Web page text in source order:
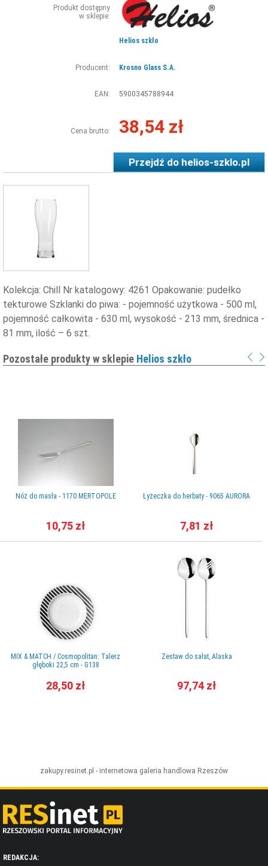
Produkt dostępny
w sklepie:
Helios szkło
Producent: Krosno Glass S.A.
EAN: 5900345788944
Cena brutto: 38,54 zł
Przejdź dohelios-szklo.pl
Kolekcja: Chill Nr katalogowy: 4261 Opakowanie: pudełko
tekturowe Szklanki do piwa: - pojemność użytkowa - 500 ml,
pojemność całkowita - 630 ml, wysokość - 213 mm, średnica -
81 mm, ilość – 6 szt.
Pozostałe produkty w sklepie Helios szkło
Nóż do masła - 1170 MERTOPOLE
10,75 zł
MIX & MATCH / Cosmopolitan: Talerz
głęboki 22,5 cm - G138
28,50 zł
Łyżeczka do herbaty - 9065 AURORA
7,81 zł
Zestaw do sałat, Alaska
97,74 zł
zakupy.resinet.pl - internetowa galeria handlowa Rzeszów
REDAKCJA: